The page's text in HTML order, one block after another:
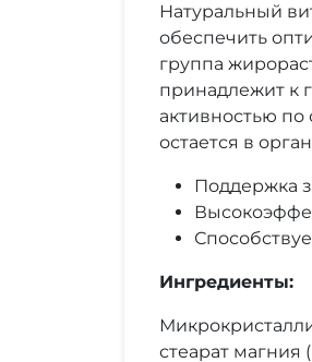
Натуральный
обеспечить
группа
принадлежит к
активностью по
остается в
Поддержка
Ингредиенты:
стеарат магния